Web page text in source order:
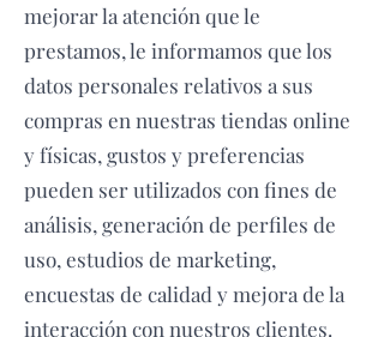
mejorar la atención que le
prestamos, le informamos que los
datos personales relativos a sus
compras en nuestras tiendas online
y físicas, gustos y preferencias
pueden ser utilizados con fines de
análisis, generación de perfiles de
uso, estudios de marketing,
encuestas de calidad y mejora de la
interacción con nuestros clientes.